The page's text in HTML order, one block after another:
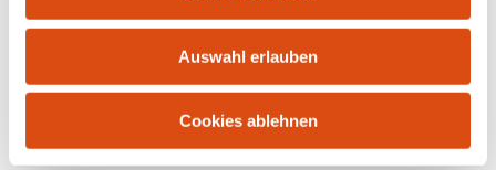
Auswahl erlauben
Cookies ablehnen
Kontakt Impressum Datenschutz Widerrufsrecht